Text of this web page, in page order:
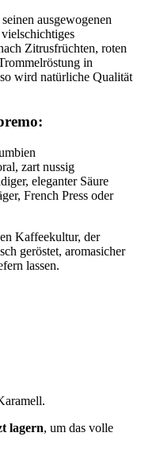
ausgewogenen
Zitrusfrüchten, roten
in
wird natürliche Qualität
zart nussig
eleganter Säure
French Press oder
Kaffeekultur, der
geröstet, aromasicher
lassen.
lagern, um das volle